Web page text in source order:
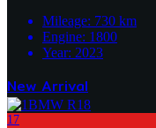
Mileage: 730 km
Engine: 1800
Year: 2023
New Arrival
17